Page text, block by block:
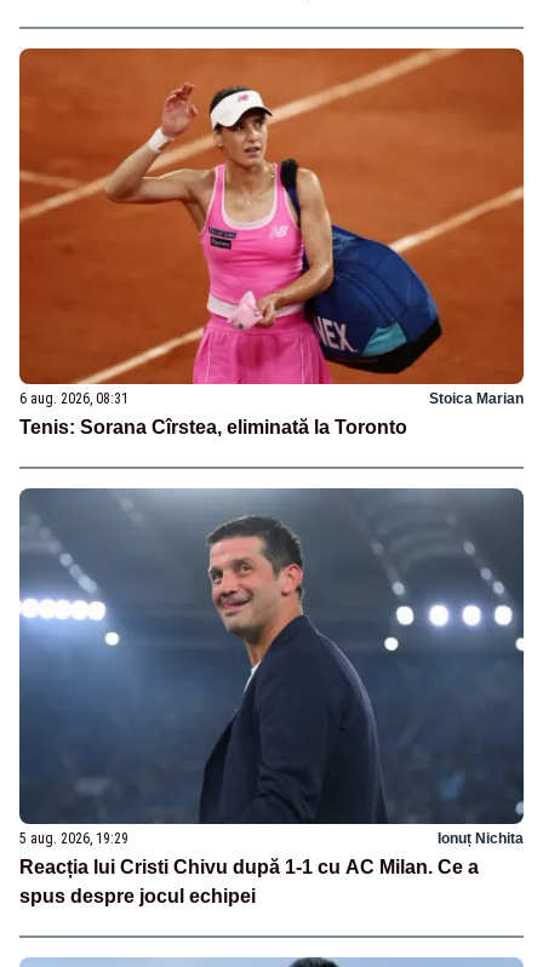
6 aug. 2026, 08:31 Stoica Marian
Tenis: Sorana Cîrstea, eliminată la Toronto
5 aug. 2026, 19:29 Ionuț Nichita
Reacția lui Cristi Chivu după 1-1 cu AC Milan. Ce a
spus despre jocul echipei